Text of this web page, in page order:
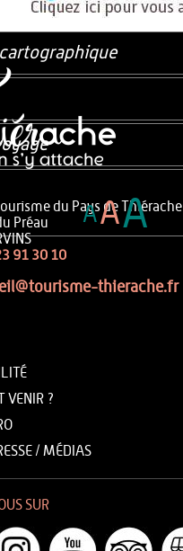
du Pays de Thiérache
Préau
91 30 10
thierache.fr
VENIR ?
/ MÉDIAS
SUR
AAA